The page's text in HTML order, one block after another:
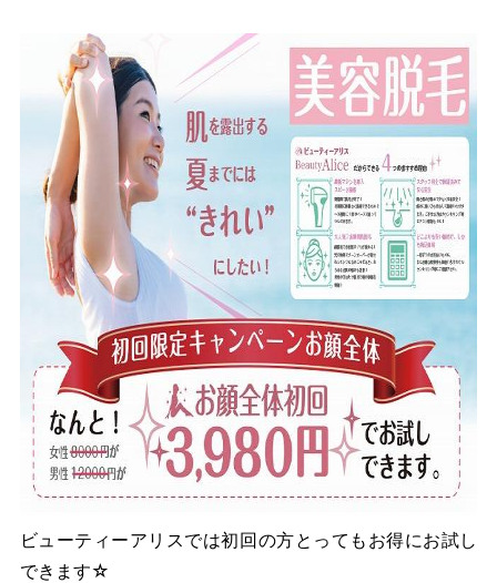
ビューティーアリスでは初回の方とってもお得にお試し
できます☆